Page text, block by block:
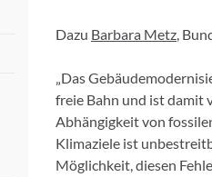
Dazu Barbara Metz,
„Das
freie Bahn und ist damit
Abhängigkeit von
Klimaziele ist
Möglichkeit, diesen